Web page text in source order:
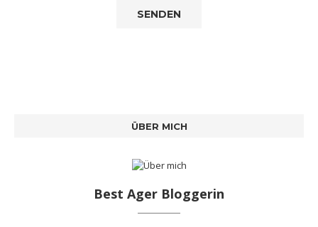
ÜBER MICH
Best Ager Bloggerin